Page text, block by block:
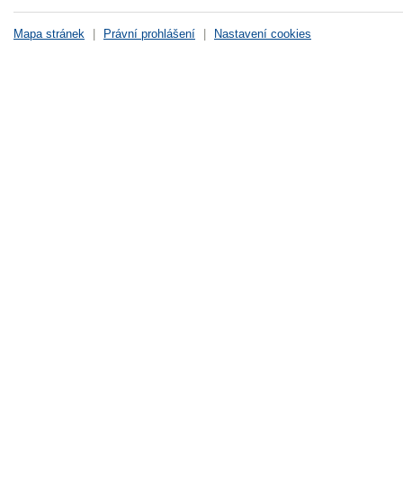
Mapa stránek Právní prohlášení Nastavení cookies